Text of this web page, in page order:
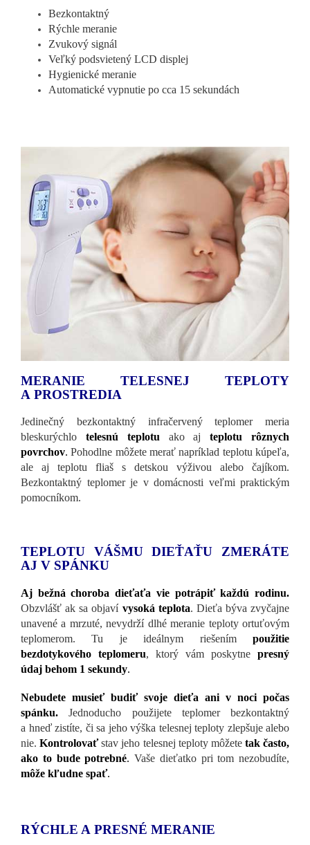
Bezkontaktný
Rýchle meranie
Zvukový signál
Veľký podsvietený LCD displej
Hygienické meranie
Automatické vypnutie po cca 15 sekundách
MERANIE TELESNEJ TEPLOTY
A PROSTREDIA
Jedinečný bezkontaktný infračervený teplomer meria
bleskurýchlo telesnú teplotu ako ajteplotu rôznych
povrchov. Pohodlne môžete merať napríklad teplotu kúpeľa,
ale aj teplotu fliaš s detskou výživou alebo čajíkom.
Bezkontaktný teplomer je v domácnosti veľmi praktickým
pomocníkom.
TEPLOTU VÁŠMU DIEŤAŤU ZMERÁTE
AJ V SPÁNKU
Aj bežná choroba dieťaťa vie potrápiť každú rodinu.
Obzvlášť ak sa objaví vysoká teplota. Dieťa býva zvyčajne
unavené a mrzuté, nevydrží dlhé meranie teploty ortuťovým
teplomerom. Tu je ideálnym riešením použitie
bezdotykového teplomeru, ktorý vám poskytne presný
údaj behom 1 sekundy.
Nebudete musieť budiť svoje dieťa ani v noci počas
spánku.
Jednoducho použijete teplomer bezkontaktný
a hneď zistíte, či sa jeho výška telesnej teploty zlepšuje alebo
nie.Kontrolovať stav jeho telesnej teploty môžete tak často,
ako to bude potrebné. Vaše dieťatko pri tom nezobudíte,
môže kľudne spať.
RÝCHLE A PRESNÉ MERANIE